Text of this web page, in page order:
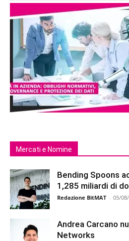
Mercati e Nomine
Bending Spoons
1,285 miliardi di
Redazione BitMAT - 05/
Andrea Carcano
Networks